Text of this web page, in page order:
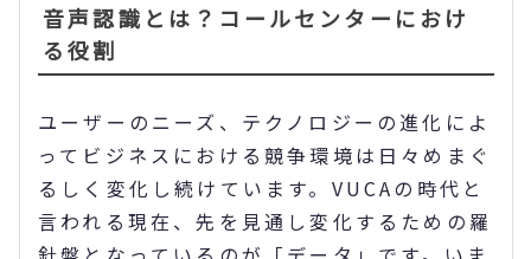
音声認識とは？コールセンターにおけ
る役割
ユーザーのニーズ、テクノロジーの進化によ
ってビジネスにおける競争環境は日々めまぐ
るしく変化し続けています。VUCAの時代と
言われる現在、先を見通し変化するための羅